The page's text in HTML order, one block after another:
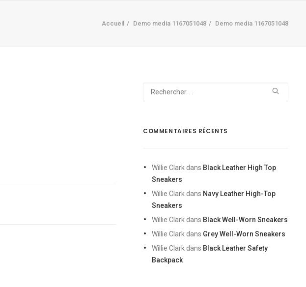
Accueil Demo media 1167051048 Demo media 1167051048
COMMENTAIRES RÉCENTS
Willie Clark dans Black Leather High Top
Sneakers
Willie Clark dans Navy Leather High-Top
Sneakers
Willie Clark dans Black Well-Worn Sneakers
Willie Clark dans Grey Well-Worn Sneakers
Willie Clark dans Black Leather Safety
Backpack